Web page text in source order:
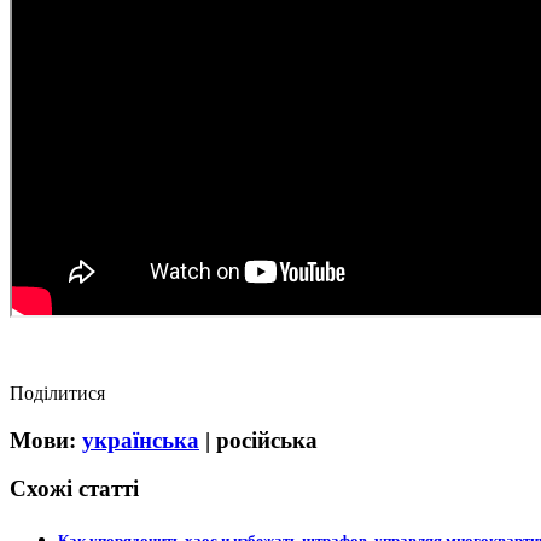
Поділитися
Мови: українська | російська
Схожі статті